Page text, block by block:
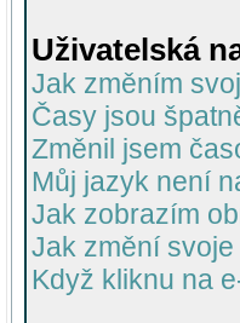
Uživatelská
Jak změním
Časy jsou
Změnil jsem
Můj jazyk není
Jak zobrazím
Jak změní
Když kliknu na